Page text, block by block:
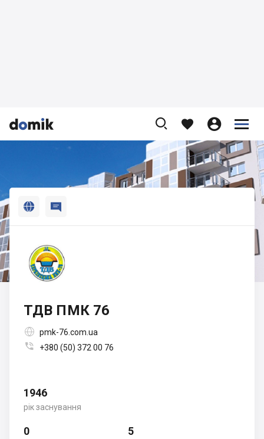


    




 
ТДВ ПМК 76
 pmk-76.com.ua
 +380 (50) 372 00 76
1946
рік заснування
0 5